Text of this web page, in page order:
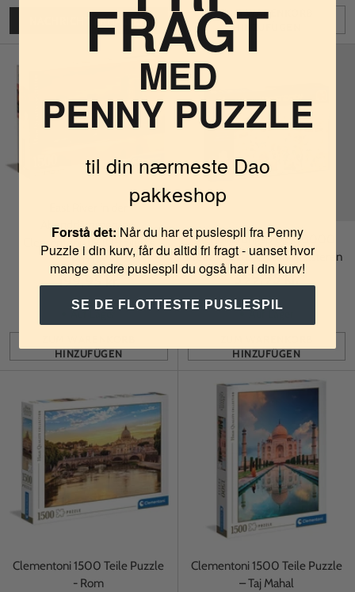
NACHRICHT ERHALTEN
ZUM WARENKORB
HINZUFÜGEN
Anzahl
Abenddämmerung,
Clementoni, 1500-teiliges
Puzzle
199,95 kr.
Auf Lager
HINZUFÜGEN
Anzahl
Renovierungsprojekt 3000
Teile Puzzle Jan van Haasteren
399,95 kr.
Auf Lager
HINZUFÜGEN
Anzahl
Clementoni 1500 Teile Puzzle
- Rom
Clementoni 1500 Teile Puzzle
– Taj Mahal
FRAGT
MED
PENNY PUZZLE
til din nærmeste Dao
pakkeshop
Forstå det: Når du har et puslespil fra Penny
Puzzle i din kurv, får du altid fri fragt - uanset hvor
mange andre puslespil du også har i din kurv!
SE DE FLOTTESTE PUSLESPIL